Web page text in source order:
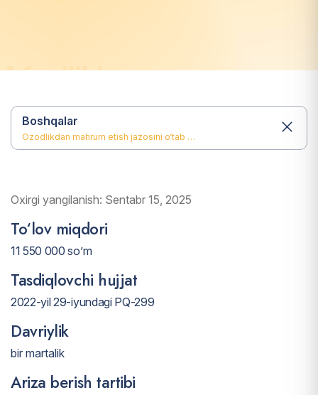
Afzalliklar
Boshqalar
Ozodlikdan mahrum etish jazosini o‘tab bo‘lgan fuqarolarning ijtimoiy moslashuviga ko‘maklashish bo‘yicha «Dastlabki ijtimoiy-moddiy yordam paketi»
Oxirgi yangilanish: Sentabr 15, 2025
To‘lov miqdori
11 550 000 so’m
Tasdiqlovchi hujjat
2022-yil 29-iyundagi PQ-299
Davriylik
bir martalik
Ariza berish tartibi